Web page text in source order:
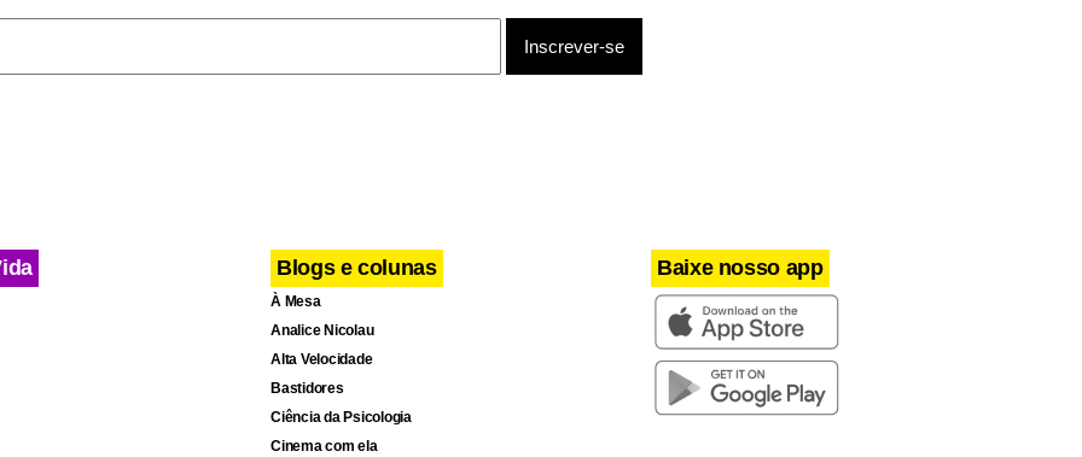
Blogs e colunas
À Mesa
Analice Nicolau
Alta Velocidade
Bastidores
Ciência da Psicologia
Cinema com ela
Baixe nosso app